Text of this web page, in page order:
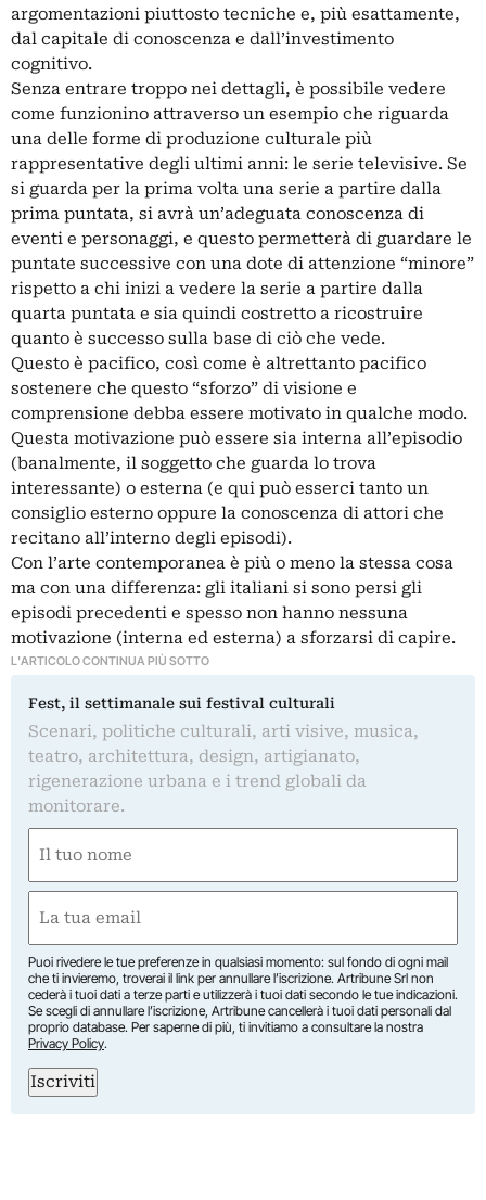
argomentazioni piuttosto tecniche e, più esattamente,
dal capitale di conoscenza e dall’investimento
cognitivo.
Senza entrare troppo nei dettagli, è possibile vedere
come funzionino attraverso un esempio che riguarda
una delle forme di produzione culturale più
rappresentative degli ultimi anni: le serie televisive. Se
si guarda per la prima volta una serie a partire dalla
prima puntata, si avrà un’adeguata conoscenza di
eventi e personaggi, e questo permetterà di guardare le
puntate successive con una dote di attenzione “minore”
rispetto a chi inizi a vedere la serie a partire dalla
quarta puntata e sia quindi costretto a ricostruire
quanto è successo sulla base di ciò che vede.
Questo è pacifico, così come è altrettanto pacifico
sostenere che questo “sforzo” di visione e
comprensione debba essere motivato in qualche modo.
Questa motivazione può essere sia interna all’episodio
(banalmente, il soggetto che guarda lo trova
interessante) o esterna (e qui può esserci tanto un
consiglio esterno oppure la conoscenza di attori che
recitano all’interno degli episodi).
Con l’arte contemporanea è più o meno la stessa cosa
ma con una differenza: gli italiani si sono persi gli
episodi precedenti e spesso non hanno nessuna
motivazione (interna ed esterna) a sforzarsi di capire.
L'ARTICOLO CONTINUA PIÙ SOTTO
Fest, il settimanale sui festival culturali
Scenari, politiche culturali, arti visive, musica,
teatro, architettura, design, artigianato,
rigenerazione urbana e i trend globali da
monitorare.
(Required)
First
(Required)
Puoi rivedere le tue preferenze in qualsiasi momento: sul fondo di ogni mail
che ti invieremo, troverai il link per annullare l’iscrizione. Artribune Srl non
cederà i tuoi dati a terze parti e utilizzerà i tuoi dati secondo le tue indicazioni.
Se scegli di annullare l’iscrizione, Artribune cancellerà i tuoi dati personali dal
proprio database. Per saperne di più, ti invitiamo a consultare la nostra
Privacy Policy.
Iscriviti